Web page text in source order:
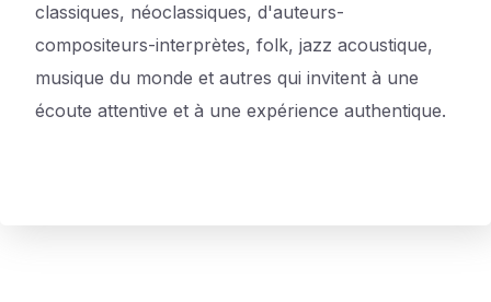
classiques, néoclassiques, d'auteurs-
compositeurs-interprètes, folk, jazz acoustique,
musique du monde et autres qui invitent à une
écoute attentive et à une expérience authentique.